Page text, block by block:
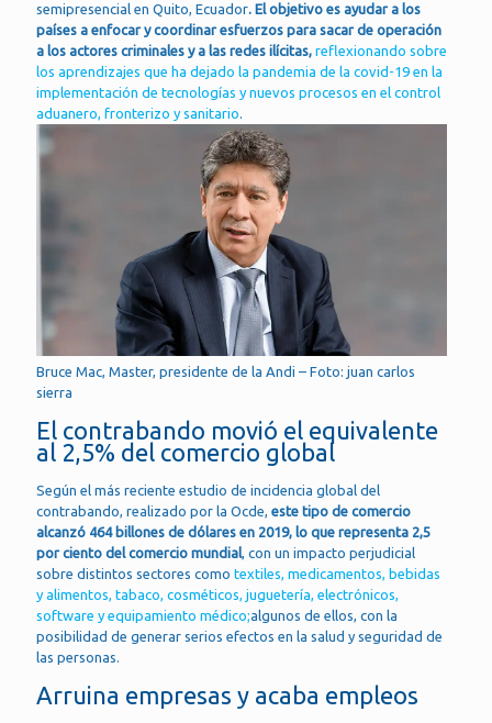
semipresencial en Quito, Ecuador. El objetivo es ayudar a los
países a enfocar y coordinar esfuerzos para sacar de operación
a los actores criminales y a las redes ilícitas, reflexionando sobre
los aprendizajes que ha dejado la pandemia de la covid-19 en la
implementación de tecnologías y nuevos procesos en el control
aduanero, fronterizo y sanitario.
Bruce Mac, Master, presidente de la Andi – Foto: juan carlos
sierra
El contrabando movió el equivalente
al 2,5% del comercio global
Según el más reciente estudio de incidencia global del
contrabando, realizado por la Ocde, este tipo de comercio
alcanzó 464 billones de dólares en 2019, lo que representa 2,5
por ciento del comercio mundial, con un impacto perjudicial
sobre distintos sectores como textiles, medicamentos, bebidas
y alimentos, tabaco, cosméticos, juguetería, electrónicos,
software y equipamiento médico;algunos de ellos, con la
posibilidad de generar serios efectos en la salud y seguridad de
las personas.
Arruina empresas y acaba empleos